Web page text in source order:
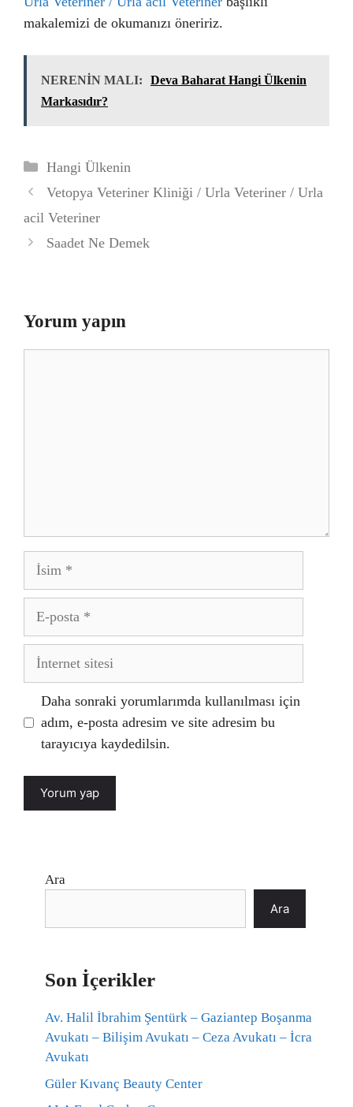
makalemizi de okumanızı öneririz.
NERENİN MALI:
Deva Baharat Hangi Ülkenin
Markasıdır?
Kategoriler
Hangi Ülkenin
Vetopya Veteriner Kliniği / Urla Veteriner / Urla
acil Veteriner
Saadet Ne Demek
Yorum yapın
İsim
posta
İnternet
Daha sonraki yorumlarımda kullanılması için
adım, e-posta adresim ve site adresim bu
tarayıcıya kaydedilsin.
Ara
Ara
Son İçerikler
Av. Halil İbrahim Şentürk – Gaziantep Boşanma
Avukatı – Bilişim Avukatı – Ceza Avukatı – İcra
Avukatı
Güler Kıvanç Beauty Center